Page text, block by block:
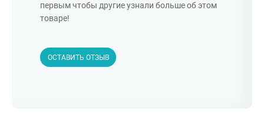
первым чтобы другие узнали больше об этом
товаре!
ОСТАВИТЬ ОТЗЫВ